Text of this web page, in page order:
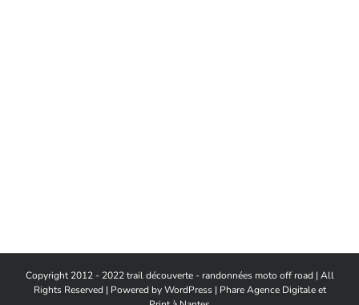
Copyright 2012 - 2022 trail découverte - randonnées moto off road | All
Rights Reserved | Powered byWordPress| Phare Agence Digitale et